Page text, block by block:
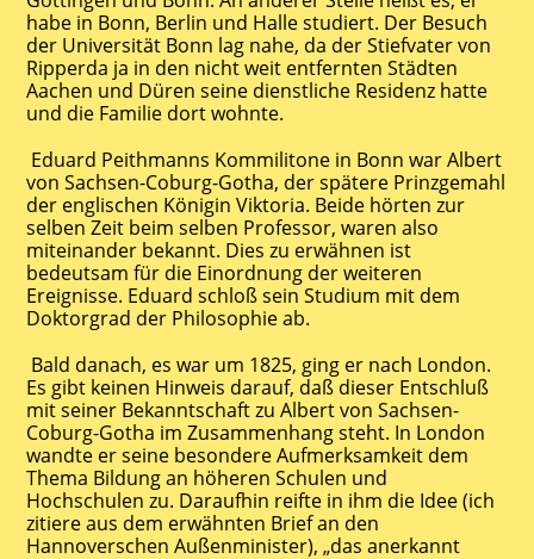
habe in Bonn, Berlin und Halle studiert. Der Besuch
der Universität Bonn lag nahe, da der Stiefvater von
Ripperda ja in den nicht weit entfernten Städten
Aachen und Düren seine dienstliche Residenz hatte
und die Familie dort wohnte.
Eduard Peithmanns Kommilitone in Bonn war Albert
von Sachsen-Coburg-Gotha, der spätere Prinzgemahl
der englischen Königin Viktoria. Beide hörten zur
selben Zeit beim selben Professor, waren also
miteinander bekannt. Dies zu erwähnen ist
bedeutsam für die Einordnung der weiteren
Ereignisse. Eduard schloß sein Studium mit dem
Doktorgrad der Philosophie ab.
Bald danach, es war um 1825, ging er nach London.
Es gibt keinen Hinweis darauf, daß dieser Entschluß
mit seiner Bekanntschaft zu Albert von Sachsen-
Coburg-Gotha im Zusammenhang steht. In London
wandte er seine besondere Aufmerksamkeit dem
Thema Bildung an höheren Schulen und
Hochschulen zu. Daraufhin reifte in ihm die Idee (ich
zitiere aus dem erwähnten Brief an den
Hannoverschen Außenminister), „das anerkannt